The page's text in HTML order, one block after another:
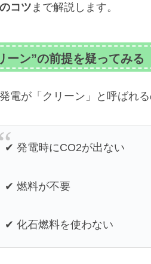
コツ まで解説します。
ーン”の前提を疑ってみる
電が「クリーン」と呼ばれ
✔ 発電時にCO2が出ない
✔ 燃料が不要
✔ 化石燃料を使わない